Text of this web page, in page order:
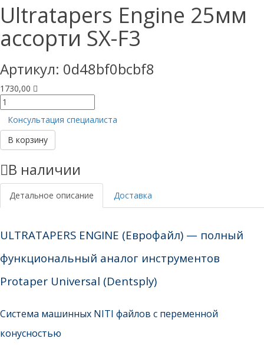
Ultratapers Engine 25мм
ассорти SX-F3
Артикул: 0d48bf0bcbf8
1730,00
Количество
товара
Ultratapers
Engine
25мм
SX-
F3
Консультация специалиста
В корзину
В наличии
Детальное описание Доставка
ULTRATAPERS ENGINE (Еврофайл) — полный
функциональный аналог инструментов
Protaper Universal (Dentsply)
Система машинных NITI файлов с переменной
конусностью